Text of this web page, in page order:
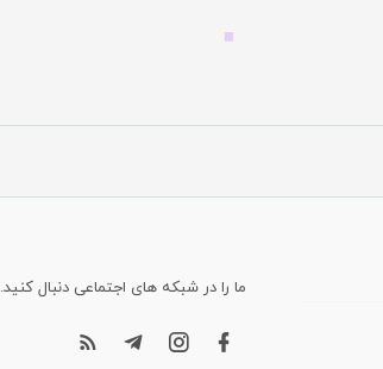
ما را در شبکه های اجتماعی دنبال کنید.